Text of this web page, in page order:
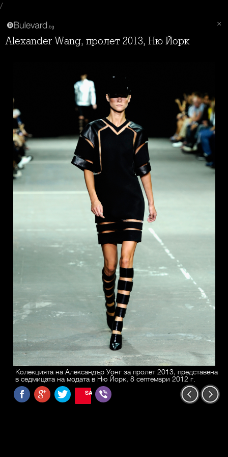
/
Alexander Wang, пролет 2013, Ню Йорк
Колекцията на Александър Уонг за пролет 2013, представена
в седмицата на модата в Ню Йорк, 8 септември 2012 г.
SAVE